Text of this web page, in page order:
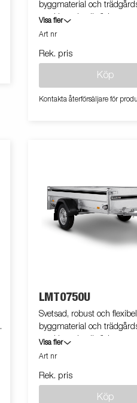
byggmaterial och
med L-serien är flakytan
större. Utrustad med
Visa fler
Art nr
Rek. pris
Köp
Kontakta återförsäljare för
LMT0750U
Svetsad, robust och
byggmaterial och
med L-serien är flakytan
större. Utrustad med
Visa fler
Art nr
Rek. pris
Köp